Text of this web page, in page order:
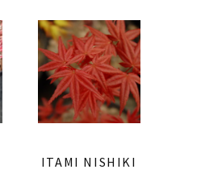
ITAMI NISHIKI